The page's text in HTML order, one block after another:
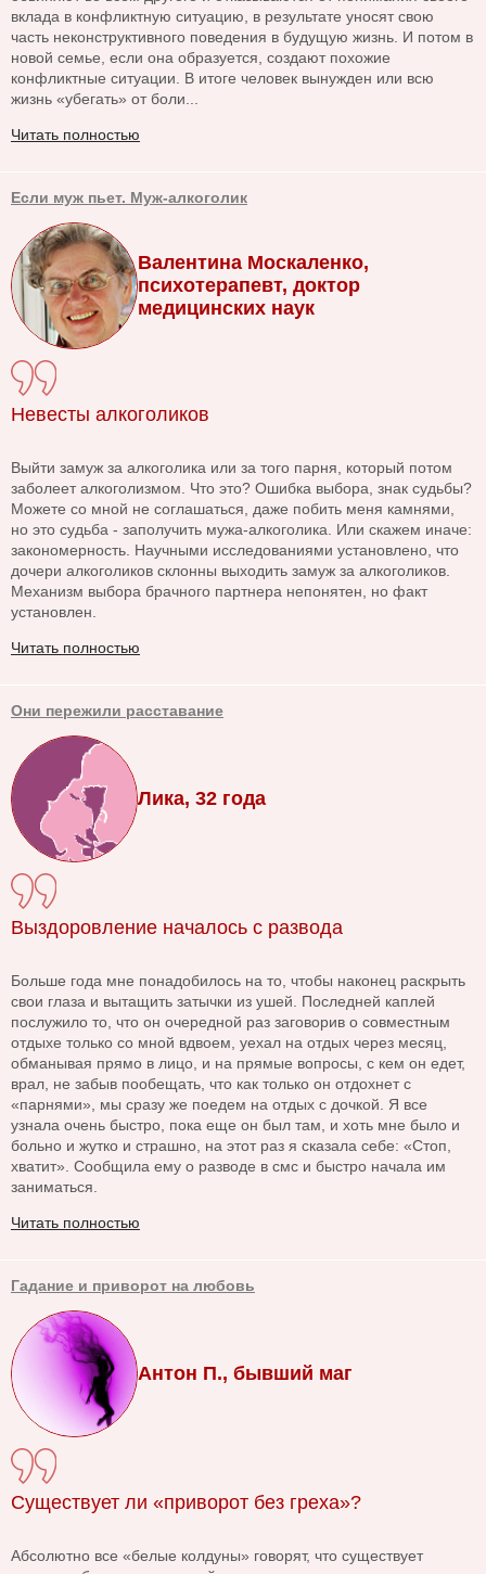
вклада в конфликтную ситуацию, в результате уносят свою
часть неконструктивного поведения в будущую жизнь. И потом в
новой семье, если она образуется, создают похожие
конфликтные ситуации. В итоге человек вынужден или всю
жизнь «убегать» от боли...
Читать полностью
Если муж пьет. Муж-алкоголик
Валентина Москаленко,
психотерапевт, доктор
медицинских наук
Невесты алкоголиков
Выйти замуж за алкоголика или за того парня, который потом
заболеет алкоголизмом. Что это? Ошибка выбора, знак судьбы?
Можете со мной не соглашаться, даже побить меня камнями,
но это судьба - заполучить мужа-алкоголика. Или скажем иначе:
закономерность. Научными исследованиями установлено, что
дочери алкоголиков склонны выходить замуж за алкоголиков.
Механизм выбора брачного партнера непонятен, но факт
установлен.
Читать полностью
Они пережили расставание
Лика, 32 года
Выздоровление началось с развода
Больше года мне понадобилось на то, чтобы наконец раскрыть
свои глаза и вытащить затычки из ушей. Последней каплей
послужило то, что он очередной раз заговорив о совместным
отдыхе только со мной вдвоем, уехал на отдых через месяц,
обманывая прямо в лицо, и на прямые вопросы, с кем он едет,
врал, не забыв пообещать, что как только он отдохнет с
«парнями», мы сразу же поедем на отдых с дочкой. Я все
узнала очень быстро, пока еще он был там, и хоть мне было и
больно и жутко и страшно, на этот раз я сказала себе: «Стоп,
хватит». Сообщила ему о разводе в смс и быстро начала им
заниматься.
Читать полностью
Гадание и приворот на любовь
Антон П., бывший маг
Существует ли «приворот без греха»?
Абсолютно все «белые колдуны» говорят, что существует